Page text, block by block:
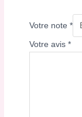
Votre note*
Votre avis*